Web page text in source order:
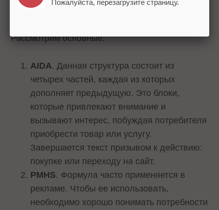
Существует несколько формул-структур для
Рассмотрим основные.
AIDA. Данная структура состоит из
четырех частей, каждая из которых
дополняет предыдущую. Это блоки,
которые привлекают внимание и
вызывают интерес, побуждая потребителя
приобрести товар или услугу.
Завершается текст призывом к действию:
покупке или переходу на сайт.
PMHS. Формула часто применяется в
рекламе. Чтобы ее использовать,
необходимо хорошо понимать потребности
Пожалуйста, перезагрузите страницу.